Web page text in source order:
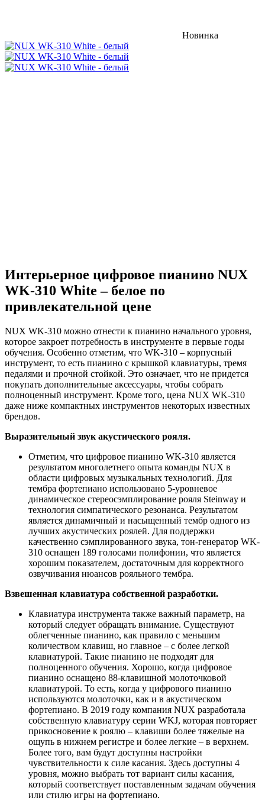
Новинка
Интерьерное цифровое пианино NUX
WK-310 White – белое по
привлекательной цене
NUX WK-310 можно отнести к пианино начального уровня,
которое закроет потребность в инструменте в первые годы
обучения. Особенно отметим, что WK-310 – корпусный
инструмент, то есть пианино с крышкой клавиатуры, тремя
педалями и прочной стойкой. Это означает, что не придется
покупать дополнительные аксессуары, чтобы собрать
полноценный инструмент. Кроме того, цена NUX WK-310
даже ниже компактных инструментов некоторых известных
брендов.
Выразительный звук акустического рояля.
Отметим, что цифровое пианино WK-310 является
результатом многолетнего опыта команды NUX в
области цифровых музыкальных технологий. Для
тембра фортепиано использовано 5-уровневое
динамическое стереосэмплирование рояля Steinway и
технология симпатического резонанса. Результатом
является динамичный и насыщенный тембр одного из
лучших акустических роялей. Для поддержки
качественно сэмплированного звука, тон-генератор WK-
310 оснащен 189 голосами полифонии, что является
хорошим показателем, достаточным для корректного
озвучивания нюансов рояльного тембра.
Взвешенная клавиатура собственной разработки.
Клавиатура инструмента также важный параметр, на
который следует обращать внимание. Существуют
облегченные пианино, как правило с меньшим
количеством клавиш, но главное – с более легкой
клавиатурой. Такие пианино не подходят для
полноценного обучения. Хорошо, когда цифровое
пианино оснащено 88-клавишной молоточковой
клавиатурой. То есть, когда у цифрового пианино
используются молоточки, как и в акустическом
фортепиано. В 2019 году компания NUX разработала
собственную клавиатуру серии WKJ, которая повторяет
прикосновение к роялю – клавиши более тяжелые на
ощупь в нижнем регистре и более легкие – в верхнем.
Более того, вам будут доступны настройки
чувствительности к силе касания. Здесь доступны 4
уровня, можно выбрать тот вариант силы касания,
который соответствует поставленным задачам обучения
или стилю игры на фортепиано.